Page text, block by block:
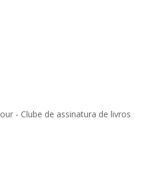
- Clube de assinatura de livros